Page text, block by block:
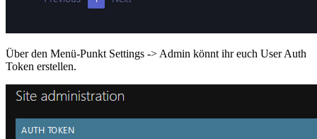
Über den Menü-Punkt Settings -> Admin könnt ihr euch User Auth
Token erstellen.